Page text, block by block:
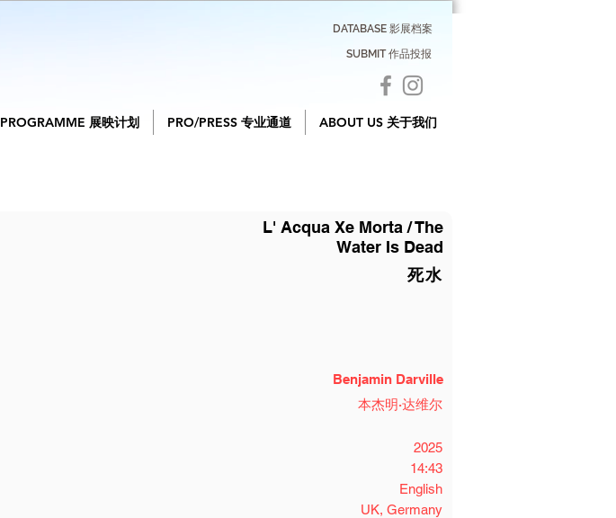
DATABASE 影展档案
SUBMIT 作品投报
PROGRAMME 展映计划 PRO/PRESS 专业通道 ABOUT US 关于我们
L' Acqua Xe Morta / The
Water Is Dead
死水
Benjamin Darville
本杰明·达维尔
2025
14:43
English
UK, Germany